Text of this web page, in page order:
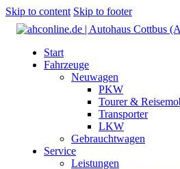
Skip to content Skip to footer
Start
Fahrzeuge
Neuwagen
PKW
Tourer &
Transporter
LKW
Gebrauchtwagen
Service
Leistungen